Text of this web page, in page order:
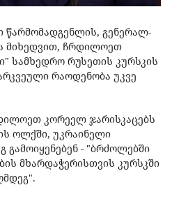
წარმომადგენლის, გენერალ-
მიხედვით, ჩრდილოეთ
სამხედრო რუსეთის კურსკის
რაოდენობა უკვე
კორეელ ჯარისკაცებს
ოლქში, უკრაინელი
გამოიყენებენ - "ბრძოლებში
მხარდაჭერისთვის კურსკში